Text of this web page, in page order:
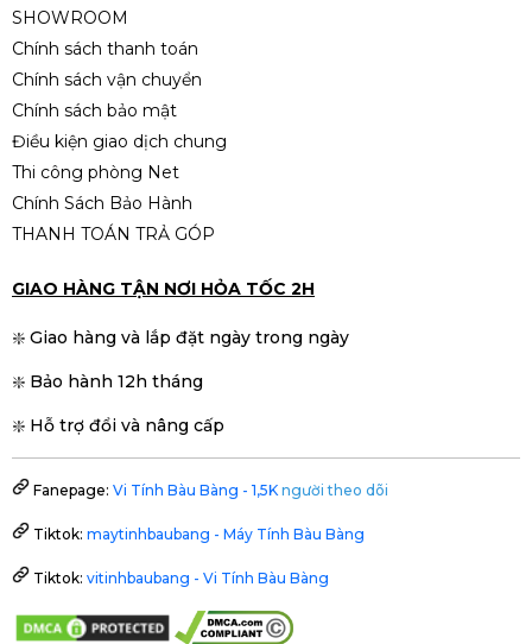
mạnh tối ưu cho làm việc &
Liên hệ
SHOWROOM
Chính sách thanh toán
Chính sách vận chuyển
Chính sách bảo mật
Điều kiện giao dịch chung
Thi công phòng Net
Chính Sách Bảo Hành
THANH TOÁN TRẢ GÓP
GIAO HÀNG TẬN NƠI HỎA TỐC 2H
❇️ Giao hàng và lắp đặt ngày trong ngày
❇️ Bảo hành 12h tháng
❇️ Hỗ trợ đổi và nâng cấp
Fanepage: Vi Tính Bàu Bàng - 1,5K người theo dõi
Tiktok: maytinhbaubang - Máy Tính Bàu Bàng
Tiktok: vitinhbaubang - Vi Tính Bàu Bàng